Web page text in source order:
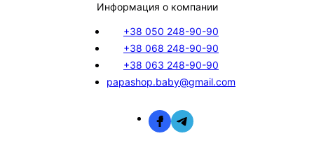
Информация о компании
+38 050 248-90-90
+38 068 248-90-90
+38 063 248-90-90
papashop.baby@gmail.com